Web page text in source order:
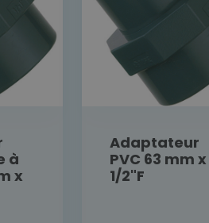
à
x
Adaptateur
PVC 63 mm x
1/2"F